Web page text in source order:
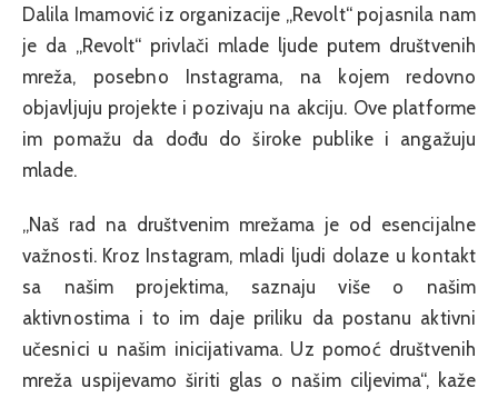
Dalila Imamović iz organizacije „Revolt“ pojasnila nam
je da „Revolt“ privlači mlade ljude putem društvenih
mreža, posebno Instagrama, na kojem redovno
objavljuju projekte i pozivaju na akciju. Ove platforme
im pomažu da dođu do široke publike i angažuju
mlade.
„Naš rad na društvenim mrežama je od esencijalne
važnosti. Kroz Instagram, mladi ljudi dolaze u kontakt
sa našim projektima, saznaju više o našim
aktivnostima i to im daje priliku da postanu aktivni
učesnici u našim inicijativama. Uz pomoć društvenih
mreža uspijevamo širiti glas o našim ciljevima“, kaže